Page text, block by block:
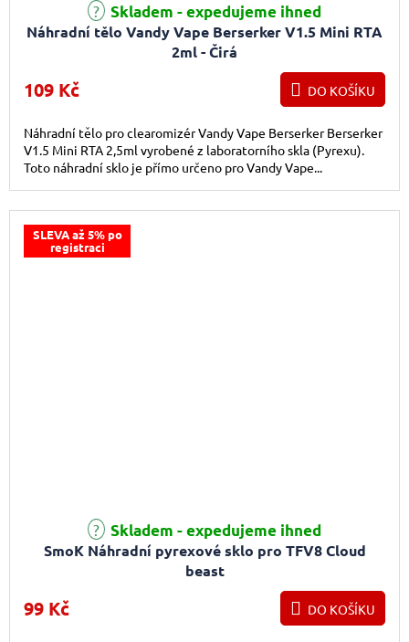
Náhradní tělo Vandy Vape Berserker V1.5 Mini RTA
2ml - Čirá
Skladem - expedujeme ihned
109 Kč DO KOŠÍKU
Náhradní tělo pro clearomizér Vandy Vape Berserker Berserker
V1.5 Mini RTA 2,5ml vyrobené z laboratorního skla (Pyrexu).
Toto náhradní sklo je přímo určeno pro Vandy Vape...
SLEVA až 5% po
registraci
SmoK Náhradní pyrexové sklo pro TFV8 Cloud
beast
Skladem - expedujeme ihned
99 Kč DO KOŠÍKU